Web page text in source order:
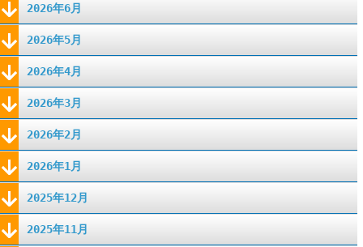
2026年6月
2026年5月
2026年4月
2026年3月
2026年2月
2026年1月
2025年12月
2025年11月